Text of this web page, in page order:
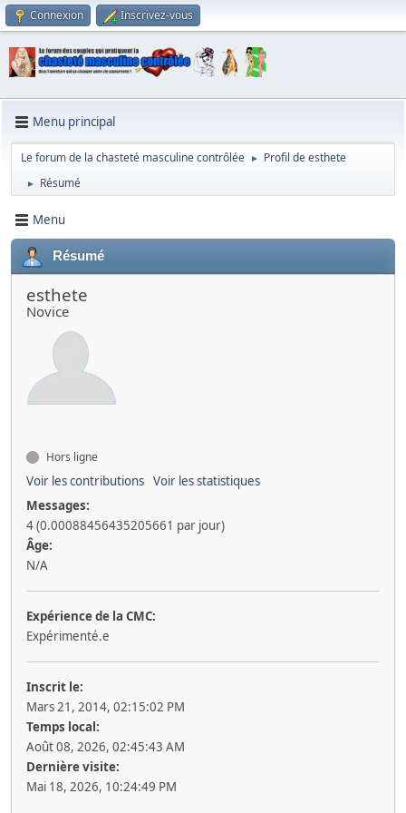
Connexion Inscrivez-vous
Menu principal
Le forum de la chasteté masculine contrôlée ► Profil de esthete
► Résumé
Menu
Résumé
esthete
Novice
Hors ligne
Voir les contributions Voir les statistiques
Messages:
4 (0.00088456435205661 par jour)
Âge:
N/A
Expérience de la CMC:
Expérimenté.e
Inscrit le:
Mars 21, 2014, 02:15:02 PM
Temps local:
Août 08, 2026, 02:45:43 AM
Dernière visite:
Mai 18, 2026, 10:24:49 PM